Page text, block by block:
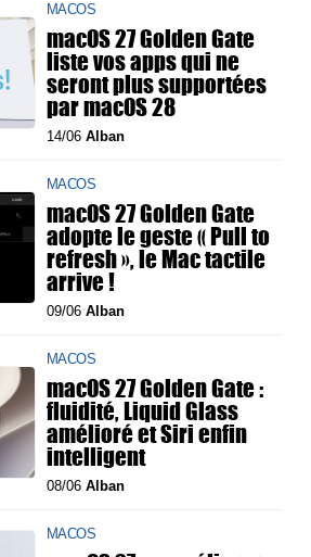
MACOS
macOS 27 Golden Gate
liste vos apps qui ne
seront plus supportées
par macOS 28
14/06 Alban
MACOS
macOS 27 Golden Gate
adopte le geste « Pull to
refresh », le Mac tactile
arrive !
09/06 Alban
MACOS
macOS 27 Golden Gate :
fluidité, Liquid Glass
amélioré et Siri enfin
intelligent
08/06 Alban
MACOS